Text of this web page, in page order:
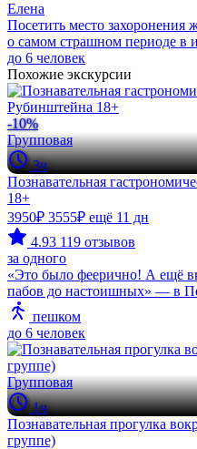
Елена
Посетить место захоронения
о самом страшном периоде в
до 6 человек
Похожие экскурсии
-10%
Групповая
3ч
Познавательная
18+
3950₽ 3555₽ ещё 11 дн
4.93 119 отзывов
за одного
«Это было феерично! А ещё
пабов до настоишных» — в
пешком
до 6 человек
Групповая
1ч
Познавательная прогулка
группе)